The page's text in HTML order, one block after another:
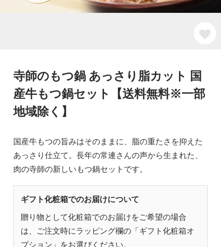
寺師のもつ鍋 あっさり脂カット 国
産牛もつ鍋セット【送料無料※一部
地域除く】
国産牛もつの旨みはそのままに、脂の重たさを抑えた
あっさり仕立て。長年の常連さんの声から生まれた、
肉の寺師の新しいもつ鍋セットです。
ギフト化粧箱でのお届けについて
贈り物として化粧箱でのお届けをご希望の場合
は、ご注文時にラッピング欄の「ギフト化粧箱オ
プション」をお選びください。